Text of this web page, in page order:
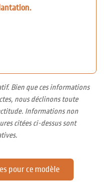
Bien que ces informations
nous déclinons toute
Informations non
citées ci-dessus sont
pour ce modèle